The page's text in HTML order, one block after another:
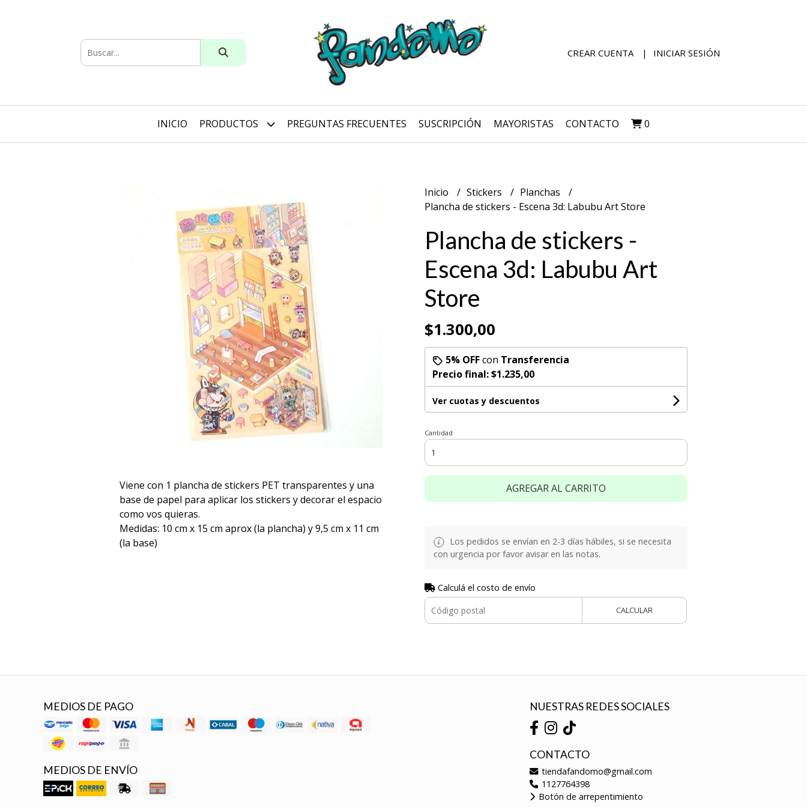
CREAR CUENTA INICIAR SESIÓN
INICIO PRODUCTOS PREGUNTAS FRECUENTES SUSCRIPCIÓN MAYORISTAS CONTACTO 0
Viene con 1 plancha de stickers PET transparentes y una
base de papel para aplicar los stickers y decorar el espacio
como vos quieras.
Medidas: 10 cm x 15 cm aprox (la plancha) y 9,5 cm x 11 cm
(la base)
Inicio Stickers
Planchas
Plancha de stickers - Escena 3d: Labubu Art Store
Plancha de stickers -
Escena 3d: Labubu Art
Store
$1.300,00
5% OFFcon Transferencia
Precio final:$1.235,00
Ver cuotas y descuentos
Cantidad
AGREGAR AL CARRITO
Los pedidos se envían en 2-3 días hábiles, si se necesita
con urgencia por favor avisar en las notas.
Calculá el costo de envío
CALCULAR
MEDIOS DE PAGO
MEDIOS DE ENVÍO
NUESTRAS REDES SOCIALES
CONTACTO
tiendafandomo@gmail.com
1127764398
Botón de arrepentimiento